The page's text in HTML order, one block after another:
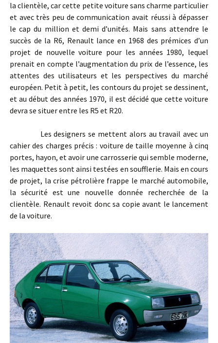
la clientèle, car cette petite voiture sans charme particulier
et avec très peu de communication avait réussi à dépasser
le cap du million et demi d’unités. Mais sans attendre le
succès de la R6, Renault lance en 1968 des prémices d’un
projet de nouvelle voiture pour les années 1980, lequel
prenait en compte l’augmentation du prix de l’essence, les
attentes des utilisateurs et les perspectives du marché
européen. Petit à petit, les contours du projet se dessinent,
et au début des années 1970, il est décidé que cette voiture
devra se situer entre les R5 et R20.
Les designers se mettent alors au travail avec un
cahier des charges précis : voiture de taille moyenne à cinq
portes, hayon, et avoir une carrosserie qui semble moderne,
les maquettes sont ainsi testées en soufflerie. Mais en cours
de projet, la crise pétrolière frappe le marché automobile,
la sécurité est une nouvelle donnée recherchée de la
clientèle. Renault revoit donc sa copie avant le lancement
de la voiture.